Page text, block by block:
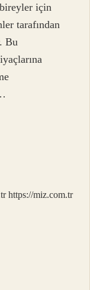
için
tarafından
Bu
https://miz.com.tr